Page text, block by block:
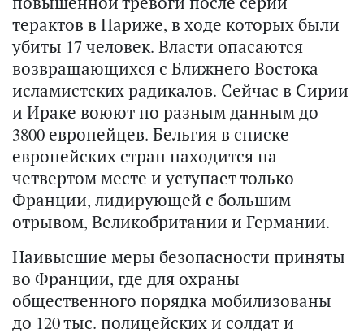
терактов в Париже, в ходе которых были
убиты 17 человек. Власти опасаются
возвращающихся с Ближнего Востока
исламистских радикалов. Сейчас в Сирии
и Ираке воюют по разным данным до
3800 европейцев. Бельгия в списке
европейских стран находится на
четвертом месте и уступает только
Франции, лидирующей с большим
отрывом, Великобритании и Германии.
Наивысшие меры безопасности приняты
во Франции, где для охраны
общественного порядка мобилизованы
до 120 тыс. полицейских и солдат и